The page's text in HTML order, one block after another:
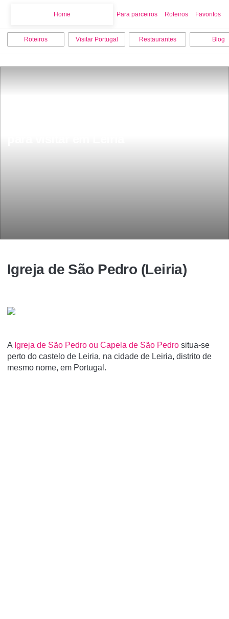
Home Para parceiros Roteiros Favoritos
Roteiros Visitar Portugal Restaurantes Blog
Igreja de São Pedro (Leiria)
A Igreja de São Pedro ou Capela de São Pedro situa-se
perto do castelo de Leiria, na cidade de Leiria, distrito de
mesmo nome, em Portugal.